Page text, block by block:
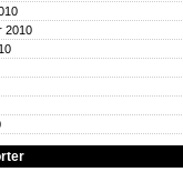
2010